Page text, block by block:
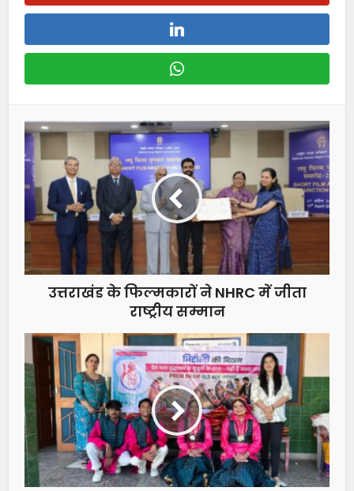
उत्तराखंड के फिल्मकारों ने NHRC में जीता
राष्ट्रीय सम्मान